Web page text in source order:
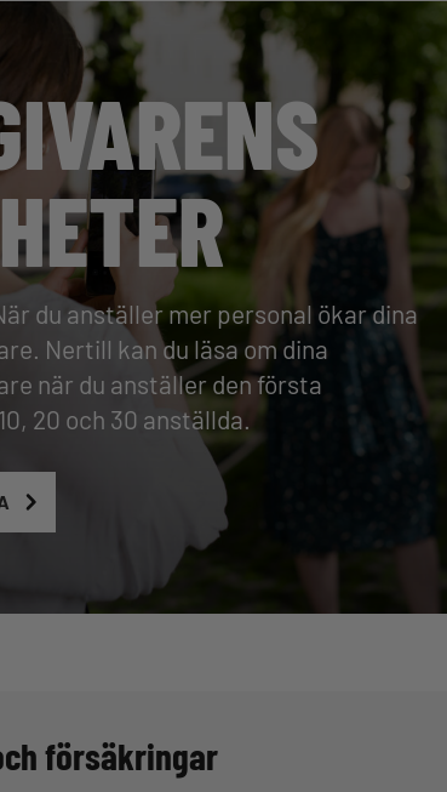
du anställer mer personal ökar dina
Nertill kan du läsa om dina
när du anställer den första
20 och 30 anställda.
försäkringar